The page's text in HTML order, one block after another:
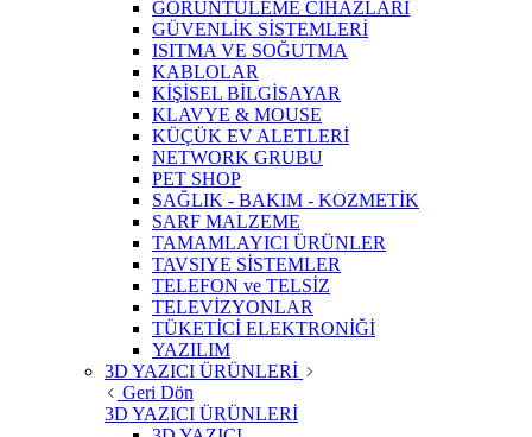
GÖRÜNTÜLEME CİHAZLARI
GÜVENLİK SİSTEMLERİ
ISITMA VE SOĞUTMA
KABLOLAR
KİŞİSEL BİLGİSAYAR
KLAVYE & MOUSE
KÜÇÜK EV ALETLERİ
NETWORK GRUBU
PET SHOP
SAĞLIK - BAKIM - KOZMETİK
SARF MALZEME
TAMAMLAYICI ÜRÜNLER
TAVSIYE SİSTEMLER
TELEFON ve TELSİZ
TELEVİZYONLAR
TÜKETİCİ ELEKTRONİĞİ
YAZILIM
3D YAZICI ÜRÜNLERİ
Geri Dön
3D YAZICI ÜRÜNLERİ